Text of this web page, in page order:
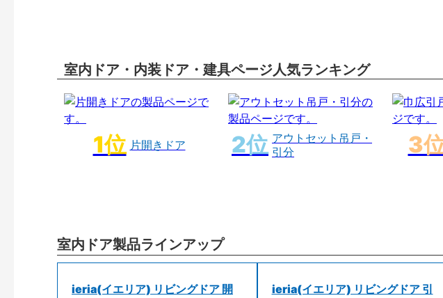
室内ドア・内装ドア・建具ページ人気ランキング
片開きドア
アウトセット吊戸・
引分
室内ドア製品ラインアップ
ieria(イエリア) リビングドア 開
ieria(イエリア) リビングドア 引